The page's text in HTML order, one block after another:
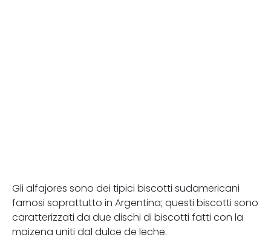
Gli alfajores sono dei tipici biscotti sudamericani
famosi soprattutto in Argentina; questi biscotti sono
caratterizzati da due dischi di biscotti fatti con la
maizena uniti dal dulce de leche.